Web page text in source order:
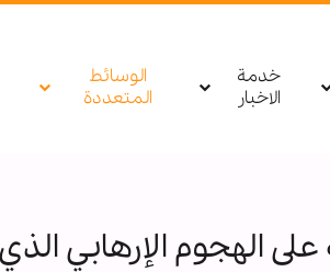
خدمة
الاخبار
الوسائط
المتعددة
الهجوم الإرهابي